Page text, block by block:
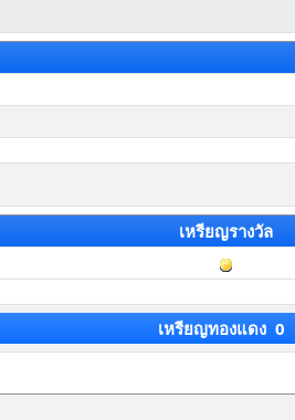
เหรียญรางวัล
เหรียญทองแดง 0